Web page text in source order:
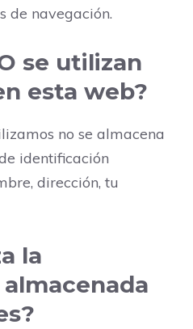
de navegación.
se utilizan
esta web?
no se almacena
identificación
dirección, tu
la